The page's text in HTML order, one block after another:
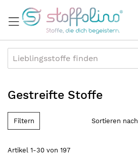
Inhalt
Gestreifte Stoffe
Artikel 1-30 von 197
Sortieren nach
Filtern